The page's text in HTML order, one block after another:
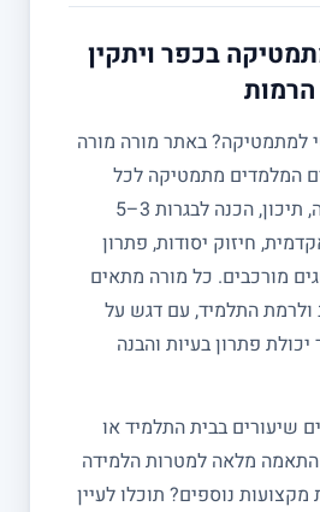
בכפר ויתקין
למתמטיקה? באתר מורה מורה
המלמדים מתמטיקה לכל
הרמות: יסודי, חטיבה, תיכון, הכנה לבגרות 3–5
חיזוק יסודות, פתרון
מורכבים. כל מורה מתאים
התלמיד, עם דגש על
יכולת פתרון בעיות והבנה
שיעורים בבית התלמיד או
מלאה למטרות הלמידה
נוספים? תוכלו לעיין